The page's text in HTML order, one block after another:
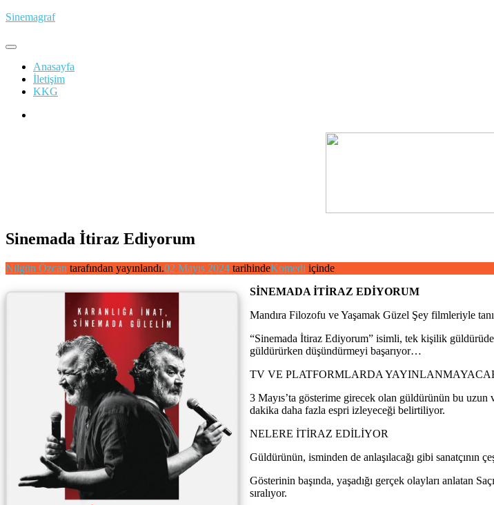
İçeriğe
Sinemagraf
Anasayfa
İletişim
KKG
Sinemada İtiraz Ediyorum
Nilgün Özcan tarafından yayınlandı.02 Mayıs 2024 tarihindeKomedi içinde
SİNEMADA İTİRAZ EDİYORUM
Mandıra Filozofu ve Yaşamak Güzel Şey filmleriyle
“Sinemada İtiraz Ediyorum” isimli, tek kişilik
güldürürken düşündürmeyi başarıyor…
TV VE PLATFORMLARDA
3 Mayıs’ta gösterime girecek olan güldürünün bu
dakika daha fazla espri izleyeceği belirtiliyor.
NELERE İTİRAZ EDİLİYOR
Güldürünün, isminden de anlaşılacağı gibi
Gösterinin başında, yaşadığı gerçek olayları anlatan
sıralıyor.